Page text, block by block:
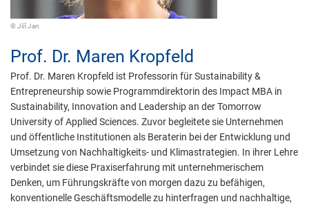
© Jiří Jan
Prof. Dr. Maren Kropfeld
Prof. Dr. Maren Kropfeld ist Professorin für Sustainability &
Entrepreneurship sowie Programmdirektorin des Impact MBA in
Sustainability, Innovation and Leadership an der Tomorrow
University of Applied Sciences. Zuvor begleitete sie Unternehmen
und öffentliche Institutionen als Beraterin bei der Entwicklung und
Umsetzung von Nachhaltigkeits- und Klimastrategien. In ihrer Lehre
verbindet sie diese Praxiserfahrung mit unternehmerischem
Denken, um Führungskräfte von morgen dazu zu befähigen,
konventionelle Geschäftsmodelle zu hinterfragen und nachhaltige,